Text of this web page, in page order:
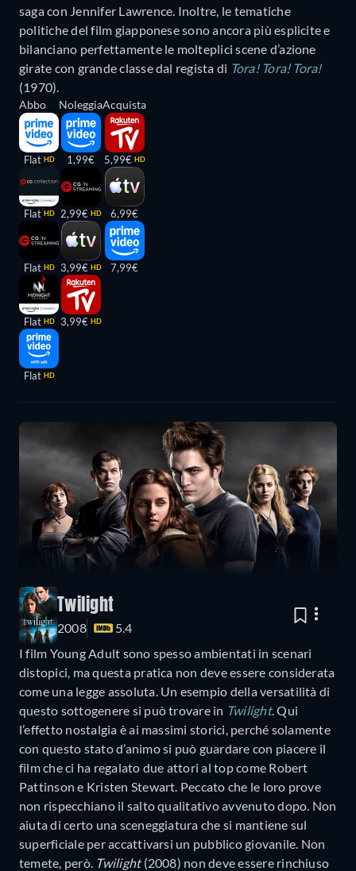
saga con Jennifer Lawrence. Inoltre, le tematiche
politiche del film giapponese sono ancora più esplicite e
bilanciano perfettamente le molteplici scene d’azione
girate con grande classe dal regista di Tora! Tora! Tora!
(1970).
Abbo
Flat HD
Flat HD
Flat HD
Flat HD
Flat HD
Noleggia
1,99€
2,99€ HD
3,99€ HD
3,99€ HD
Acquista
5,99€ HD
6,99€
7,99€
Twilight
2008
5.4
I film Young Adult sono spesso ambientati in scenari
distopici, ma questa pratica non deve essere considerata
come una legge assoluta. Un esempio della versatilità di
questo sottogenere si può trovare in Twilight. Qui
l’effetto nostalgia è ai massimi storici, perché solamente
con questo stato d’animo si può guardare con piacere il
film che ci ha regalato due attori al top come Robert
Pattinson e Kristen Stewart. Peccato che le loro prove
non rispecchiano il salto qualitativo avvenuto dopo. Non
aiuta di certo una sceneggiatura che si mantiene sul
superficiale per accattivarsi un pubblico giovanile. Non
temete, però. Twilight(2008) non deve essere rinchiuso